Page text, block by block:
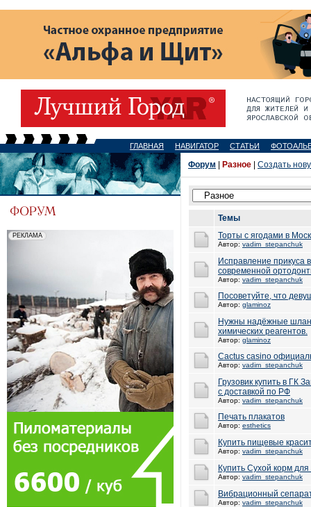
ГЛАВНАЯ НАВИГАТОР СТАТЬИ
Форум Разное Создать
Темы
Торты с ягодами в
Автор: vadim_stepanchuk
Исправление прикуса
современной
Автор: vadim_stepanchuk
Посоветуйте, что
Автор: glaminoz
Нужны надёжные
химических реагентов.
Автор: glaminoz
Cactus casino
Автор: vadim_stepanchuk
Грузовик купить в ГК
с доставкой по РФ
Автор: vadim_stepanchuk
Печать плакатов
Автор: esthetics
Купить пищевые
Автор: vadim_stepanchuk
Купить Сухой корм
Автор: vadim_stepanchuk
Вибрационный
Автор: vadim_stepanchuk